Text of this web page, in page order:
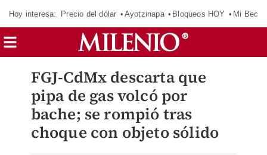
Hoy interesa: Precio del dólar Ayotzinapa Bloqueos HOY Mi Beca
FGJ-CdMx descarta que
pipa de gas volcó por
bache; se rompió tras
choque con objeto sólido